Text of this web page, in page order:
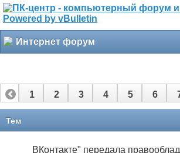
Интернет форум
1 2 3 4 5 6
Тем
ВКонтакте" передала